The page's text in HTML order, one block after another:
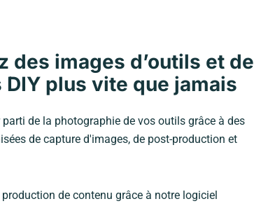
des images d’outils et de
plus vite que jamais
de la photographie de vos outils grâce à des
de capture d'images, de post-production et
de contenu grâce à notre logiciel